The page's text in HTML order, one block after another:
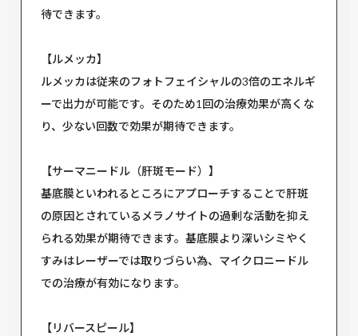
待できます。
【ルメッカ】
ルメッカは従来のフォトフェイシャルの3倍のエネルギ
ーで出力が可能です。そのため1回の治療効果が高くな
り、少ない回数で効果が期待できます。
【サーマニードル（肝斑モード）】
基底膜といわれるところにアプローチすることで肝斑
の原因とされているメラノサイトの過剰な活動を抑え
られる効果が期待できます。基底膜より深いシミやく
すみはレーザーでは取りづらい為、マイクロニードル
での治療が有効になります。
【リバースピール】